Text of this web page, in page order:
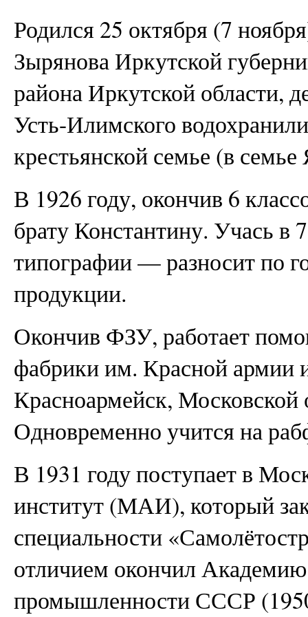
Родился 25 октября (7
Зырянова Иркутской
района Иркутской области,
Усть-Илимского
крестьянской семье (в
В 1926 году, окончив 6
брату Константину. Учась в
типографии — разносит по
продукции.
Окончив ФЗУ, работает
фабрики им. Красной армии
Красноармейск,
Одновременно учится на
В 1931 году поступает в
институт (МАИ), который
специальности
отличием окончил
промышленности СССР